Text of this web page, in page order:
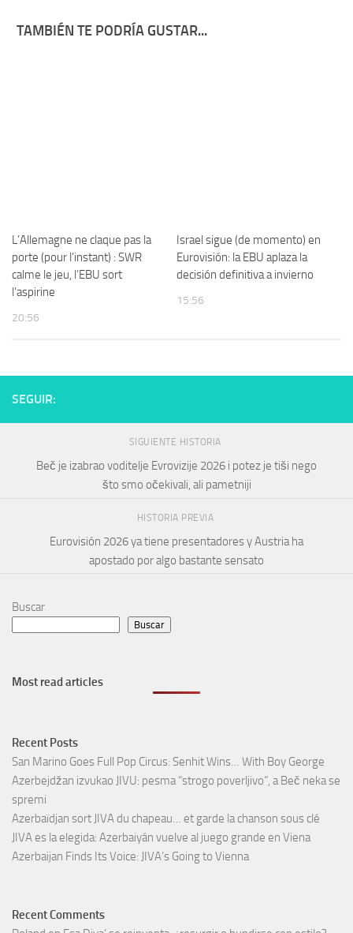
TAMBIÉN TE PODRÍA GUSTAR...
L’Allemagne ne claque pas la
porte (pour l’instant) : SWR
calme le jeu, l’EBU sort
l’aspirine
20:56
Israel sigue (de momento) en
Eurovisión: la EBU aplaza la
decisión definitiva a invierno
15:56
SEGUIR:
SIGUIENTE HISTORIA
Beč je izabrao voditelje Evrovizije 2026 i potez je tiši nego
što smo očekivali, ali pametniji
HISTORIA PREVIA
Eurovisión 2026 ya tiene presentadores y Austria ha
apostado por algo bastante sensato
Buscar
Buscar
Most read articles
Recent Posts
San Marino Goes Full Pop Circus: Senhit Wins… With Boy George
Azerbejdžan izvukao JIVU: pesma “strogo poverljivo”, a Beč neka se
spremi
Azerbaïdjan sort JIVA du chapeau… et garde la chanson sous clé
JIVA es la elegida: Azerbaiyán vuelve al juego grande en Viena
Azerbaijan Finds Its Voice: JIVA’s Going to Vienna
Recent Comments